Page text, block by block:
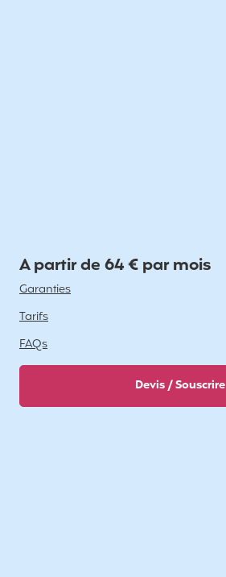
A partir de 64 € par mois
Garanties
Tarifs
FAQs
Devis / Souscrire